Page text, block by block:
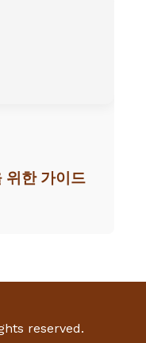
위한 가이드
reserved.